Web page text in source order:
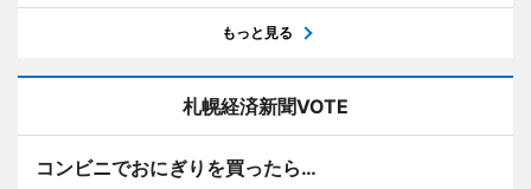
もっと見る
札幌経済新聞VOTE
コンビニでおにぎりを買ったら…